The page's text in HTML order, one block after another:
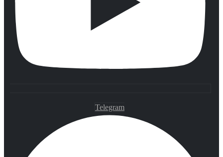
Telegram